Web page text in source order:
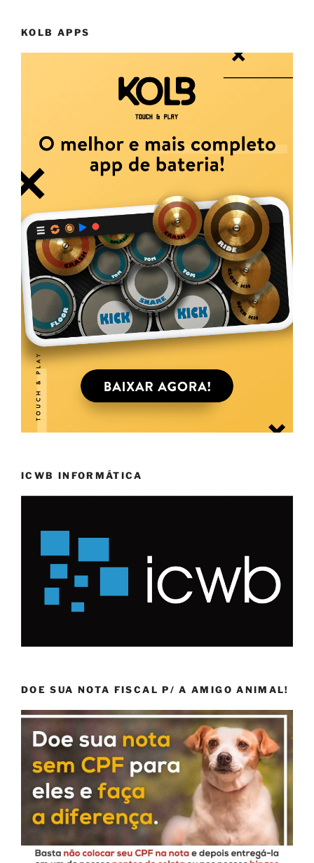
KOLB APPS
ICWB INFORMÁTICA
DOE SUA NOTA FISCAL P/ A AMIGO ANIMAL!